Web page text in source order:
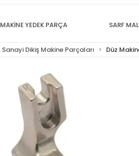
MAKİNE YEDEK PARÇA SARF
Sanayi Dikiş Makine Parçaları Düz